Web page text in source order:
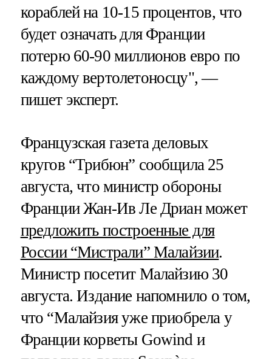
кораблей на 10-15 процентов, что
будет означать для Франции
потерю 60-90 миллионов евро по
каждому вертолетоносцу", —
пишет эксперт.
Французская газета деловых
кругов “Трибюн” сообщила 25
августа, что министр обороны
Франции Жан-Ив Ле Дриан может
предложить построенные для
России “Мистрали” Малайзии.
Министр посетит Малайзию 30
августа. Издание напомнило о том,
что “Малайзия уже приобрела у
Франции корветы Gowind и